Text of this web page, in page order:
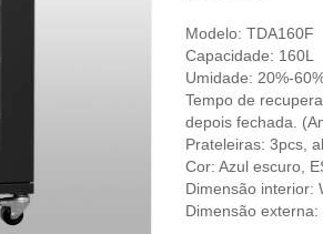
Modelo: TDA160F
Capacidade: 160L
Umidade: 20%-
Tempo de
depois fechada.
Prateleiras: 3pcs,
Cor: Azul escuro,
Dimensão interior:
Dimensão